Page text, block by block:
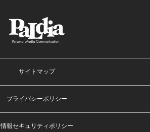
サイトマップ
プライバシーポリシー
情報セキュリティポリシー